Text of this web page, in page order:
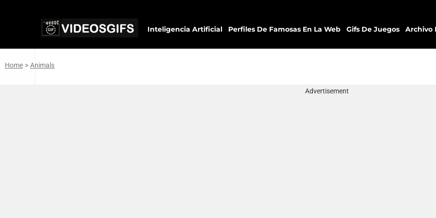
Inteligencia Artificial Perfiles De Famosas En La Web Gifs De Juegos Archivo
Home > Animals
Advertisement